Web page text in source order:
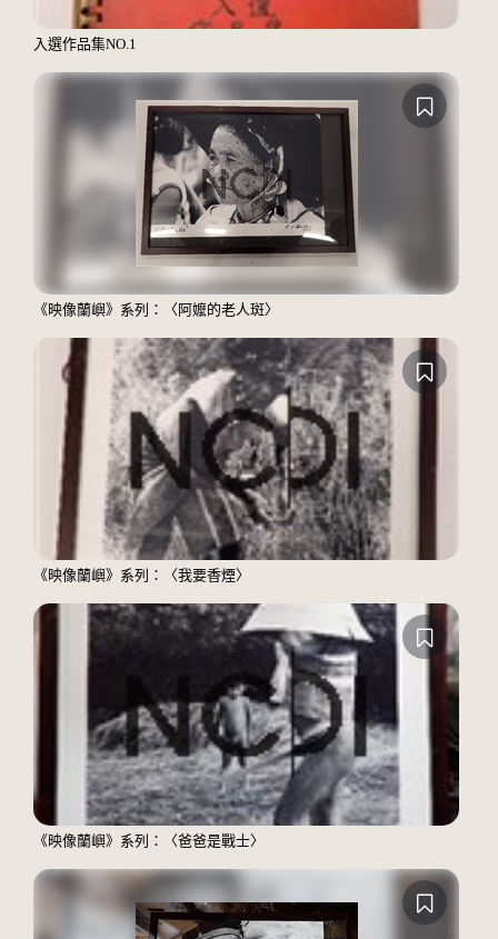
入選作品集NO.1
《映像蘭嶼》系列：〈阿嬤的老人斑〉
《映像蘭嶼》系列：〈我要香煙〉
《映像蘭嶼》系列：〈爸爸是戰士〉